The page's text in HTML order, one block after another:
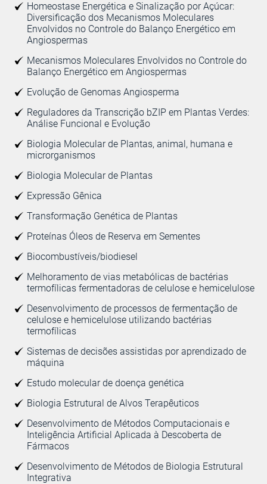
Homeostase Energética e Sinalização por Açúcar:
Diversificação dos Mecanismos Moleculares
Envolvidos no Controle do Balanço Energético em
Angiospermas
Mecanismos Moleculares Envolvidos no Controle do
Balanço Energético em Angiospermas
Evolução de Genomas Angiosperma
Reguladores da Transcrição bZIP em Plantas Verdes:
Análise Funcional e Evolução
Biologia Molecular de Plantas, animal, humana e
microrganismos
Biologia Molecular de Plantas
Expressão Gênica
Transformação Genética de Plantas
Proteínas Óleos de Reserva em Sementes
Biocombustíveis/biodiesel
Melhoramento de vias metabólicas de bactérias
termofílicas fermentadoras de celulose e hemicelulose
Desenvolvimento de processos de fermentação de
celulose e hemicelulose utilizando bactérias
termofílicas
Sistemas de decisões assistidas por aprendizado de
máquina
Estudo molecular de doença genética
Biologia Estrutural de Alvos Terapêuticos
Desenvolvimento de Métodos Computacionais e
Inteligência Artificial Aplicada à Descoberta de
Fármacos
Desenvolvimento de Métodos de Biologia Estrutural
Integrativa